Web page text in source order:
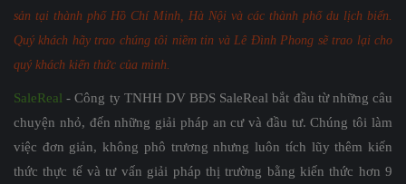
sản tại thành phố Hồ Chí Minh, Hà Nội và các thành phố du lịch biển.
Quý khách hãy trao chúng tôi niềm tin và Lê Đình Phong sẽ trao lại cho
quý khách kiến thức của mình.
SaleReal - Công ty TNHH DV BĐS SaleReal bắt đầu từ những câu
chuyện nhỏ, đến những giải pháp an cư và đầu tư. Chúng tôi làm
việc đơn giản, không phô trương nhưng luôn tích lũy thêm kiến
thức thực tế và tư vấn giải pháp thị trường bằng kiến thức hơn 9